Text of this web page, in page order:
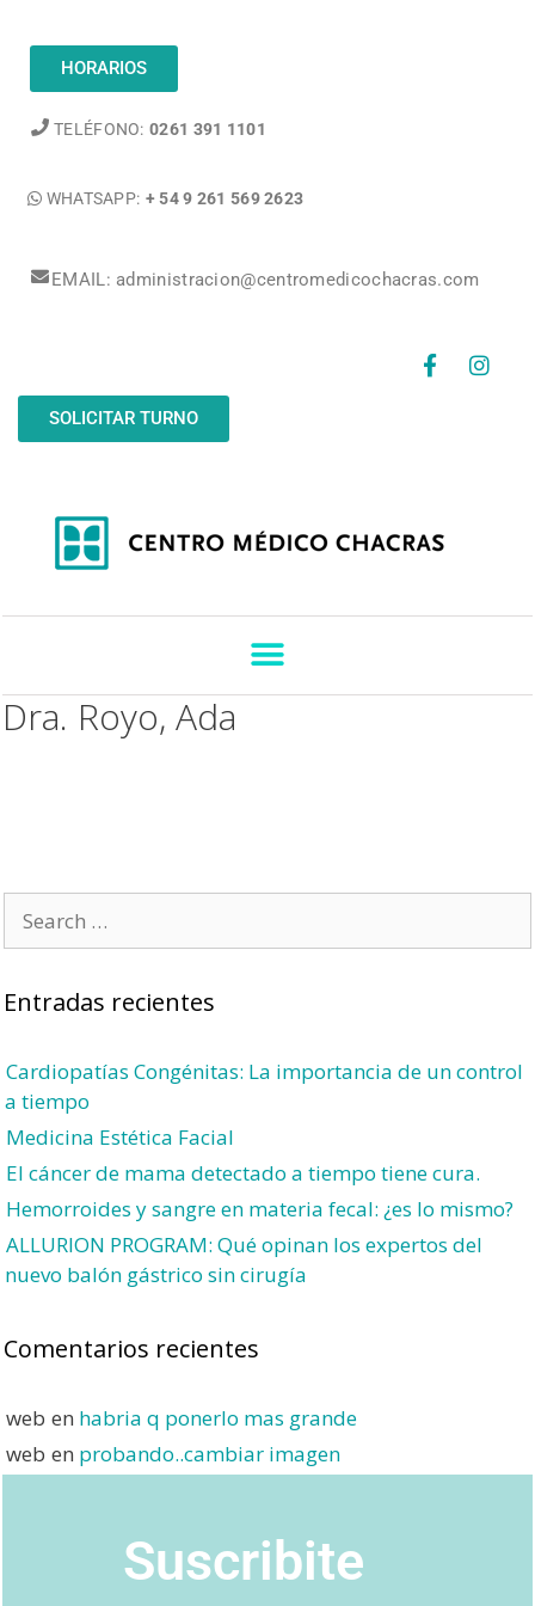
HORARIOS
TELÉFONO: 0261 391 1101
WHATSAPP: + 54 9 261 569 2623
EMAIL: administracion@centromedicochacras.com
SOLICITAR TURNO
Dra. Royo, Ada
Entradas recientes
Cardiopatías Congénitas: La importancia de un control
a tiempo
Medicina Estética Facial
El cáncer de mama detectado a tiempo tiene cura.
Hemorroides y sangre en materia fecal: ¿es lo mismo?
ALLURION PROGRAM: Qué opinan los expertos del
nuevo balón gástrico sin cirugía
Comentarios recientes
web en habria q ponerlo mas grande
web en probando..cambiar imagen
Suscribite